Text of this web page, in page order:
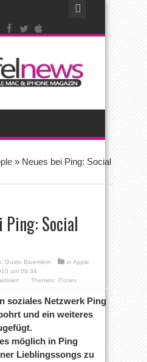
» Neues bei Ping: Social
Ping: Social
Guido Bluemlein in Apple
um 09:34
für
bei
Ping:
Social
Themen: iTunes
soziales Netzwerk Ping
und ein weiteres
möglich in Ping
Lieblingssongs zu